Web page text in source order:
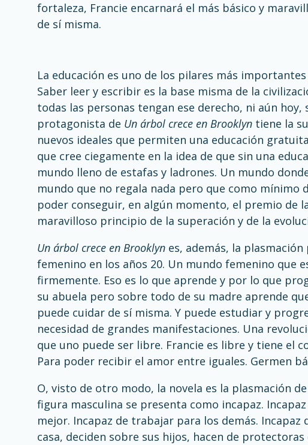
fortaleza, Francie encarnará el más básico y
de sí misma.
La educación es uno de los pilares más
Saber leer y escribir es la base misma de la
todas las personas tengan ese derecho, ni aún
protagonista de Un árbol crece en Brooklyn tiene la
nuevos ideales que permiten una educación
que cree ciegamente en la idea de que sin una
mundo lleno de estafas y ladrones. Un mundo
mundo que no regala nada pero que como
poder conseguir, en algún momento, el premio de
maravilloso principio de la superación y de la
Un árbol crece en Brooklyn es, además, la
femenino en los años 20. Un mundo femenino que
firmemente. Eso es lo que aprende y por lo que
su abuela pero sobre todo de su madre aprende
puede cuidar de sí misma. Y puede estudiar y
necesidad de grandes manifestaciones. Una
que uno puede ser libre. Francie es libre y tiene el
Para poder recibir el amor entre iguales. Germen
O, visto de otro modo, la novela es la plasmación
figura masculina se presenta como incapaz.
mejor. Incapaz de trabajar para los demás. Incapaz
casa, deciden sobre sus hijos, hacen de